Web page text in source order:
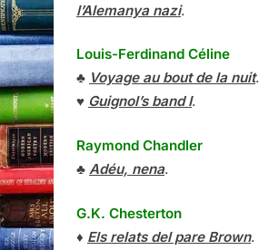
l’Alemanya nazi.
Louis-Ferdinand Céline
♣ Voyage au bout de la nuit.
♥ Guignol’s band I.
Raymond Chandler
♣ Adéu, nena.
G.K. Chesterton
♦ Els relats del pare Brown.